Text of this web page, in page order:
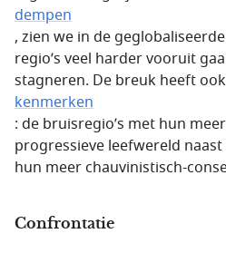
dempen
, zien we in de
regio’s veel harder vooruit
stagneren. De breuk heeft
kenmerken
: de bruisregio’s met hun
progressieve leefwereld
hun meer chauvinistisch-
Confrontatie